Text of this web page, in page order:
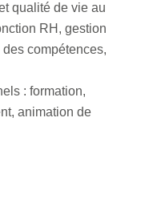
qualité de vie au
RH, gestion
compétences,
: formation,
animation de